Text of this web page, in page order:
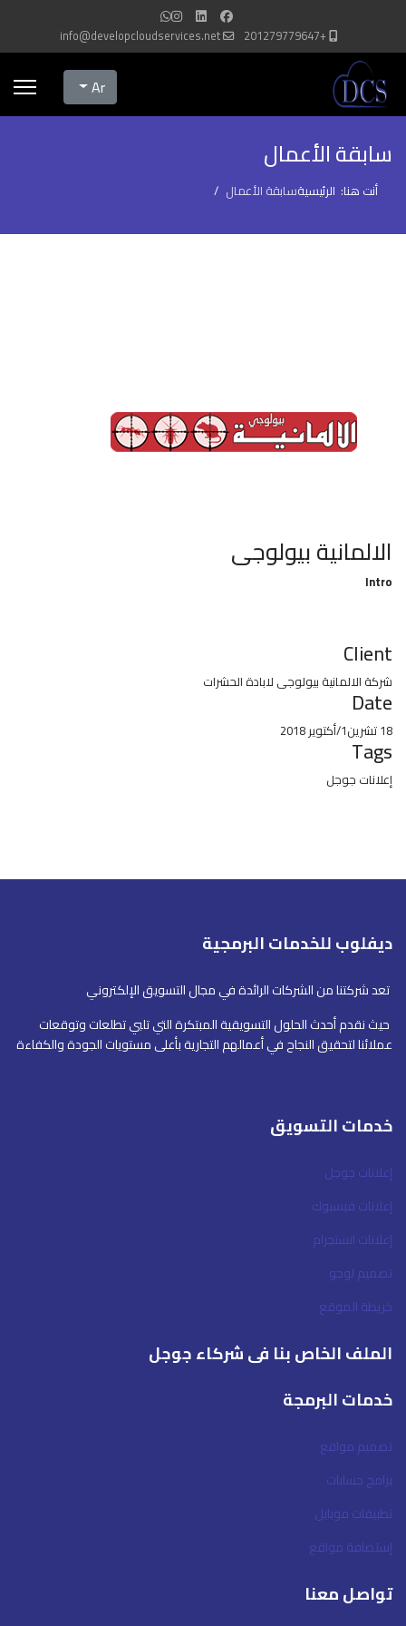
+201279779647
info@developcloudservices.net
Select your language
Ar
سابقة الأعمال
أنت هنا: الرئيسيةسابقة الأعمال
الالمانية بيولوجى
Intro
Client
شركة الالمانية بيولوجى لابادة الحشرات
Date
18 تشرين1/أكتوير 2018
Tags
إعلانات جوجل
ديفلوب للخدمات البرمجية
تعد شركتنا من الشركات الرائدة في مجال التسويق الإلكتروني
حيث نقدم أحدث الحلول التسويقية المبتكرة التي تلبي تطلعات وتوقعات
عملائنا لتحقيق النجاح في أعمالهم التجارية بأعلى مستويات الجودة والكفاءة
خدمات التسويق
إعلانات جوجل
إعلانات فيسبوك
إعلانات انستجرام
تصميم لوجو
خريطة الموقع
الملف الخاص بنا فى شركاء جوجل
خدمات البرمجة
تصميم مواقع
برامج حسابات
تطبيقات موبايل
إستضافة مواقع
تواصل معنا